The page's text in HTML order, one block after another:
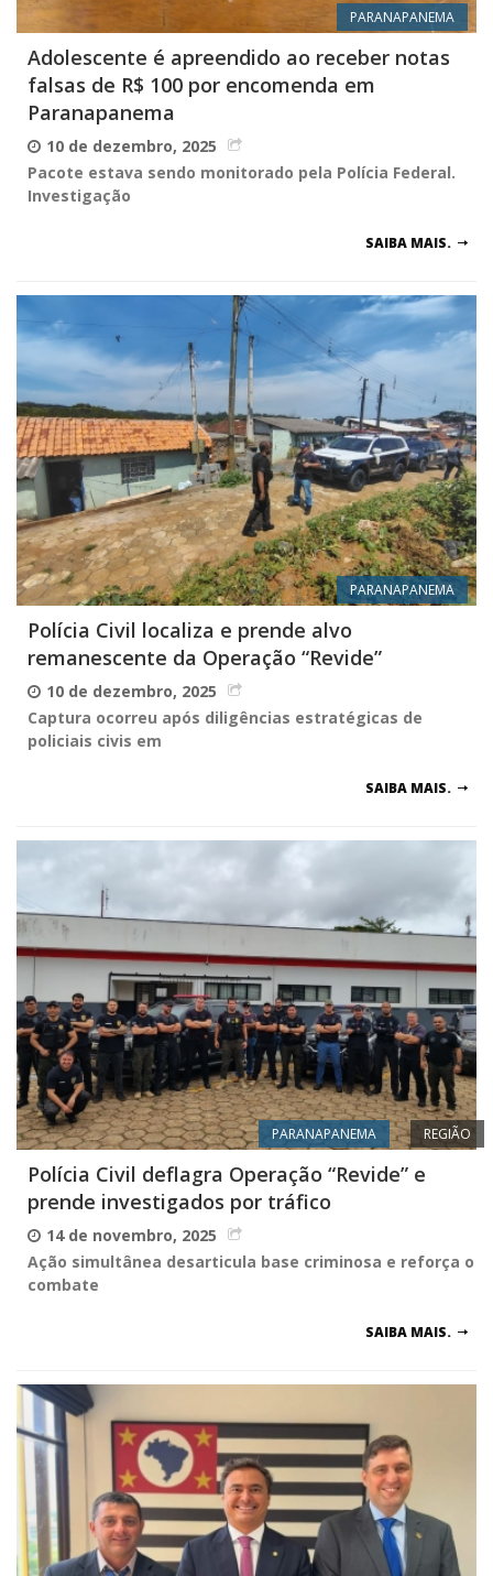
PARANAPANEMA
Adolescente é apreendido ao receber notas
falsas de R$ 100 por encomenda em
Paranapanema
10 de dezembro, 2025
Pacote estava sendo monitorado pela Polícia Federal.
Investigação
SAIBA MAIS.
PARANAPANEMA
Polícia Civil localiza e prende alvo
remanescente da Operação “Revide”
10 de dezembro, 2025
Captura ocorreu após diligências estratégicas de
policiais civis em
SAIBA MAIS.
PARANAPANEMA REGIÃO
Polícia Civil deflagra Operação “Revide” e
prende investigados por tráfico
14 de novembro, 2025
Ação simultânea desarticula base criminosa e reforça o
combate
SAIBA MAIS.